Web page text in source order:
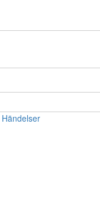
Händelser